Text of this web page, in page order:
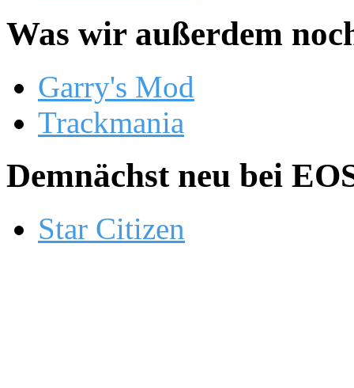
Was wir außerdem
Garry's Mod
Trackmania
Demnächst neu bei
Star Citizen